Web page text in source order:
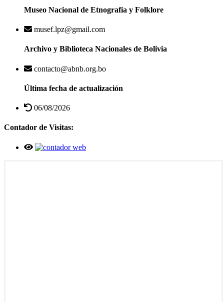
Museo Nacional de Etnografía y Folklore
musef.lpz@gmail.com
Archivo y Biblioteca Nacionales de Bolivia
contacto@abnb.org.bo
Última fecha de actualización
06/08/2026
Contador de Visitas: